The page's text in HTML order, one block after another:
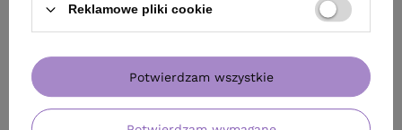
OFERTA BESTSELLER
Beautifying do włosów 280 ml
96,90 zł
(34,61 zł / 100ml)
96.9
BESTSELLER
VOL 6,6 % 90 ml
Reklamowe pliki cookie
Potwierdzam wszystkie